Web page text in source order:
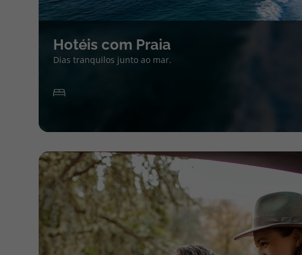
Hotéis com Praia
Dias tranquilos junto ao mar.